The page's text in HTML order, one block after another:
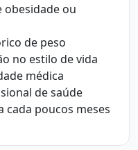
obesidade ou
de peso
no estilo de vida
médica
de saúde
cada poucos meses